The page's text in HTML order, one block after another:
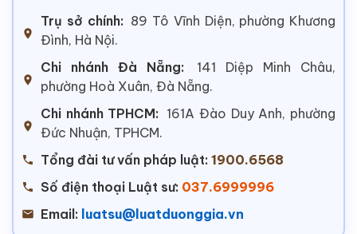
Trụ sở chính: 89 Tô Vĩnh Diện, phường Khương
Đình, Hà Nội.
Chi nhánh Đà Nẵng:
141 Diệp Minh Châu,
phường Hoà Xuân, Đà Nẵng.
Chi nhánh TPHCM: 161A Đào Duy Anh, phường
Đức Nhuận, TPHCM.
Tổng đài tư vấn pháp luật: 1900.6568
Số điện thoại Luật sư: 037.6999996
Email: luatsu@luatduonggia.vn